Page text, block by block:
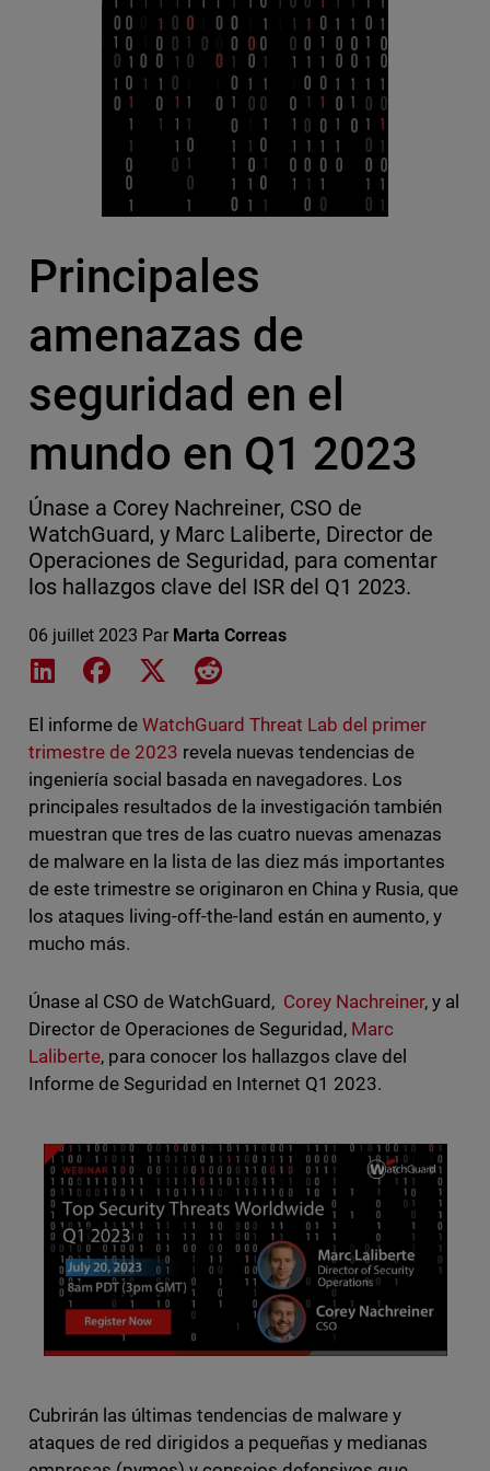
Principales
amenazas de
seguridad en el
mundo en Q1 2023
Únase a Corey Nachreiner, CSO de
WatchGuard, y Marc Laliberte, Director de
Operaciones de Seguridad, para comentar
los hallazgos clave del ISR del Q1 2023.
06 juillet 2023 Par Marta Correas
Share on LinkedIn
Share on Facebook
Share on XShare on Reddit
El informe de WatchGuard Threat Lab del primer
trimestre de 2023 revela nuevas tendencias de
ingeniería social basada en navegadores. Los
principales resultados de la investigación también
muestran que tres de las cuatro nuevas amenazas
de malware en la lista de las diez más importantes
de este trimestre se originaron en China y Rusia, que
los ataques living-off-the-land están en aumento, y
mucho más.
Únase al CSO de WatchGuard, Corey Nachreiner, y al
Director de Operaciones de Seguridad, Marc
Laliberte, para conocer los hallazgos clave del
Informe de Seguridad en Internet Q1 2023.
Cubrirán las últimas tendencias de malware y
ataques de red dirigidos a pequeñas y medianas